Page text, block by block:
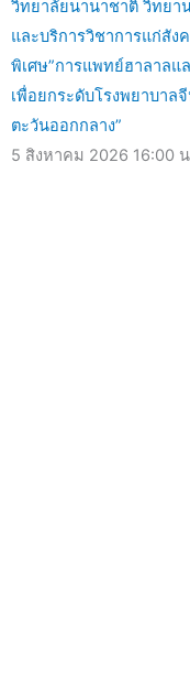
วิทยาลัยนานาชาติ วิทยา
และบริการวิชาการแก่สัง
พิเศษ”การแพทย์ฮาลาล
เพื่อยกระดับโรงพยาบา
ตะวันออกกลาง”
5 สิงหาคม 2026 16:00